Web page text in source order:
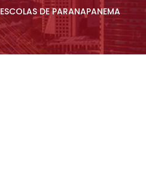
ESCOLAS DE PARANAPANEMA